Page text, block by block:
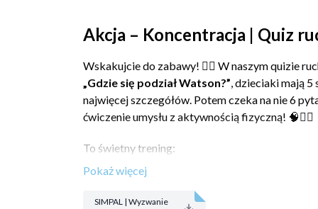
Akcja – Koncentracja | Quiz
Wskakujcie do zabawy! 🕵️‍♂️ W naszym quizie
„Gdzie się podział Watson?”, dzieciaki mają 5
najwięcej szczegółów. Potem czeka na nie 6
ćwiczenie umysłu z aktywnością fizyczną! 🧠🏃‍♂️
To świetny trening:
koncentracji
pamięci krótkotrwałej
spostrzegawczościi
SIMPAL | Wyzwanie